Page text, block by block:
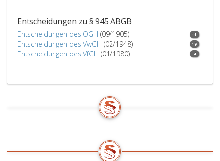
Entscheidungen zu § 945 ABGB
Entscheidungen des OGH (09/1905) 11
Entscheidungen des VwGH (02/1948) 19
Entscheidungen des VfGH (01/1980) 4